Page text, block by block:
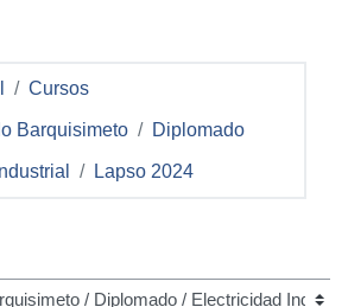
Cursos
Barquisimeto Diplomado
Lapso 2024